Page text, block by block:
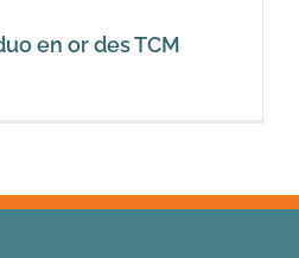
en or des TCM